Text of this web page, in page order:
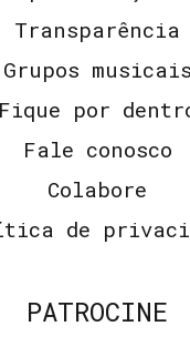
Transparência
Grupos musicais
Fique por
Fale conosco
Colabore
de
PATROCINE